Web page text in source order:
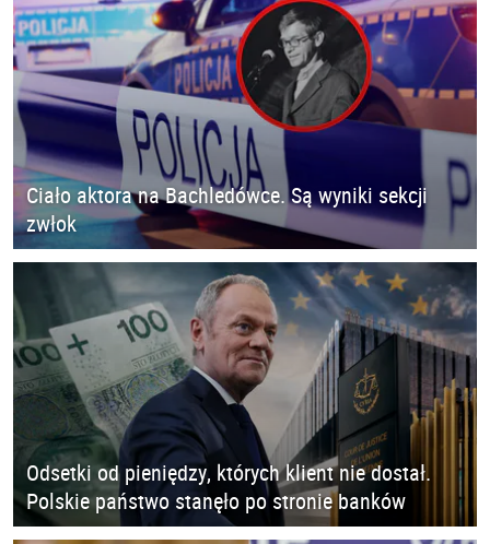
Ciało aktora na Bachledówce. Są wyniki sekcji
zwłok
Odsetki od pieniędzy, których klient nie dostał.
Polskie państwo stanęło po stronie banków